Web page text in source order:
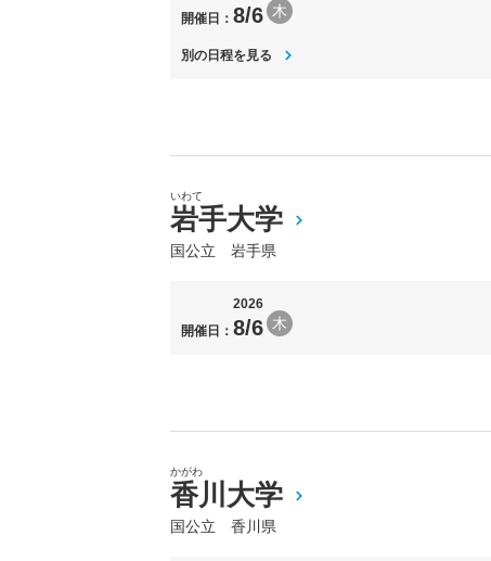
開催日： 8/6 木
別の日程を見る
いわて
岩手大学
国公立 岩手県
開催日：
2026
8/6 木
かがわ
香川大学
国公立 香川県